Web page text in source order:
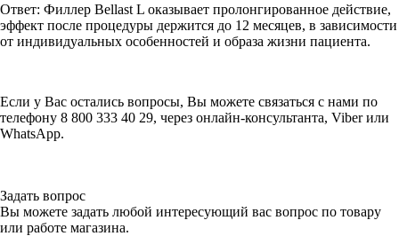
Ответ: Филлер Bellast L оказывает пролонгированное действие,
эффект после процедуры держится до 12 месяцев, в зависимости
от индивидуальных особенностей и образа жизни пациента.
Если у Вас остались вопросы, Вы можете связаться с нами по
телефону 8 800 333 40 29, через онлайн-консультанта, Viber или
WhatsApp.
Задать вопрос
Вы можете задать любой интересующий вас вопрос по товару
или работе магазина.